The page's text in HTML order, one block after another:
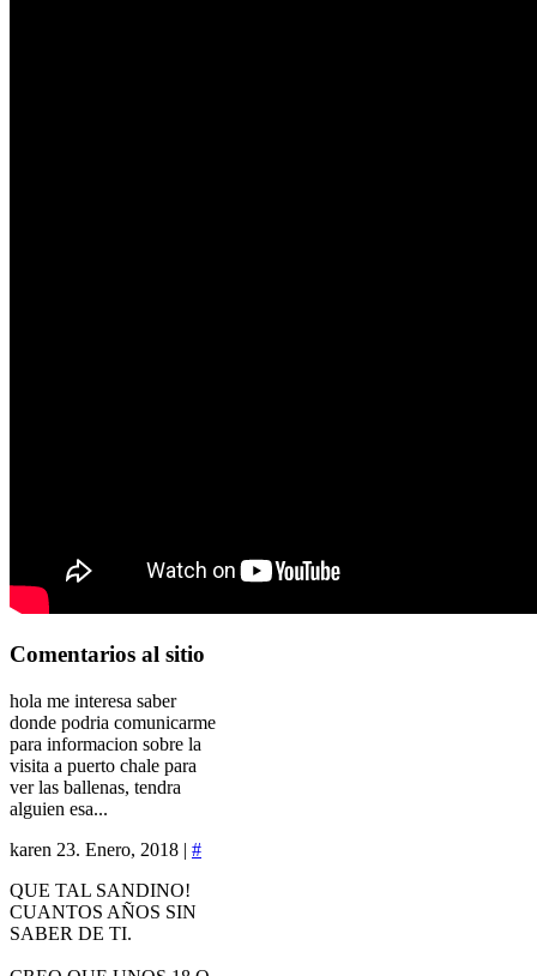
Comentarios al sitio
hola me interesa saber
donde podria comunicarme
para informacion sobre la
visita a puerto chale para
ver las ballenas, tendra
alguien esa...
karen 23. Enero, 2018 | #
QUE TAL SANDINO!
CUANTOS AÑOS SIN
SABER DE TI.